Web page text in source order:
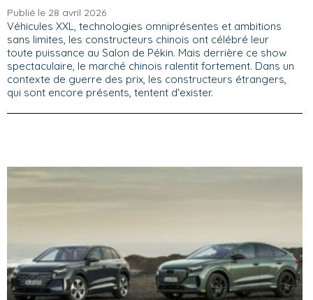
Publié le 28 avril 2026
Véhicules XXL, technologies omniprésentes et ambitions
sans limites, les constructeurs chinois ont célébré leur
toute puissance au Salon de Pékin. Mais derrière ce show
spectaculaire, le marché chinois ralentit fortement. Dans un
contexte de guerre des prix, les constructeurs étrangers,
qui sont encore présents, tentent d'exister.